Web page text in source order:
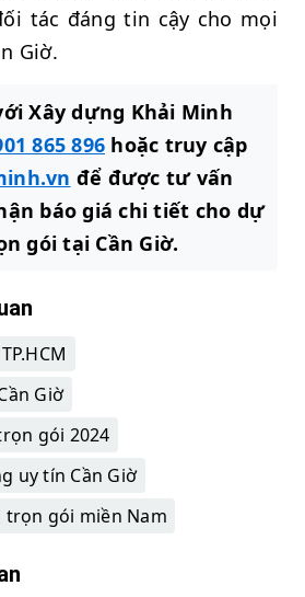
tác đáng tin cậy cho mọi
Giờ.
Xây dựng Khải Minh
865 896 hoặc truy cập
để được tư vấn
báo giá chi tiết cho dự
gói tại Cần Giờ.
Giờ
gói 2024
uy tín Cần Giờ
gói miền Nam